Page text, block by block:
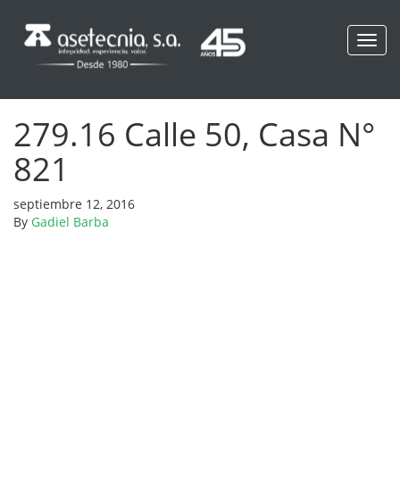
279.16 Calle 50, Casa N°
821
septiembre 12, 2016
By Gadiel Barba